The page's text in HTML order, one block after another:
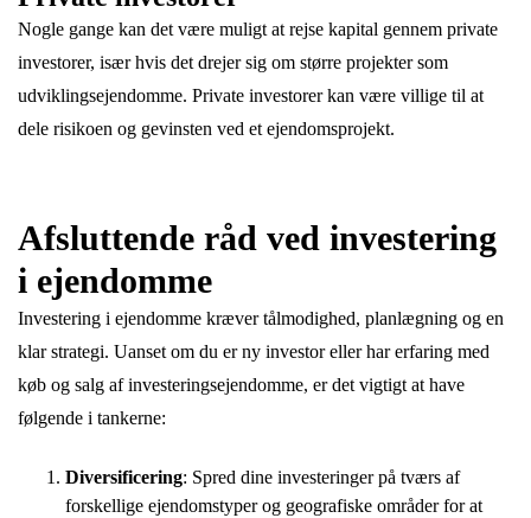
Nogle gange kan det være muligt at rejse kapital gennem private
investorer, især hvis det drejer sig om større projekter som
udviklingsejendomme. Private investorer kan være villige til at
dele risikoen og gevinsten ved et ejendomsprojekt.
Afsluttende råd ved investering
i ejendomme
Investering i ejendomme kræver tålmodighed, planlægning og en
klar strategi. Uanset om du er ny investor eller har erfaring med
køb og salg af investeringsejendomme, er det vigtigt at have
følgende i tankerne:
Diversificering: Spred dine investeringer på tværs af
forskellige ejendomstyper og geografiske områder for at